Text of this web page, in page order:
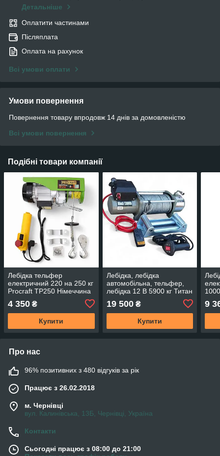
Детальніше
Оплатити частинами
Післяплата
Оплата на рахунок
Всі умови оплати
Умови повернення
Повернення товару впродовж 14 днів за домовленістю
Всі умови повернення
Подібні товари компанії
Лебідка тельфер
електричний 220 на 250 кг
Procraft TP250 Німеччина
4 350 ₴
Купити
Лебідка, лебідка
автомобільна, тельфер,
лебідка 12 В 5900 кг Титан
19 500₴
Купити
9
Про нас
96% позитивних з 480 відгуків за рік
Працює з 26.02.2018
м. Чернівці
вул. Калинівська, 13Б, Чернівці, Україна
Контакти
Сьогодні працює з 08:00 до 21:00